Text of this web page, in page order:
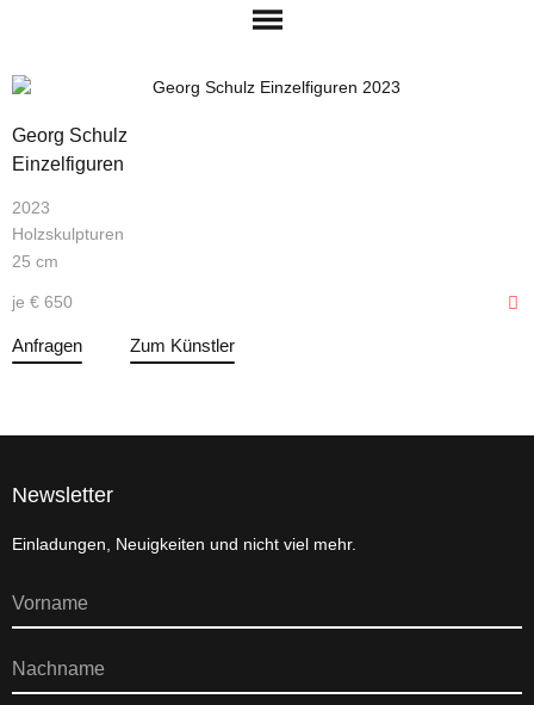
Georg Schulz
Einzelfiguren
2023
Holzskulpturen
25 cm
je € 650
Anfragen Zum Künstler
Newsletter
Einladungen, Neuigkeiten und nicht viel mehr.